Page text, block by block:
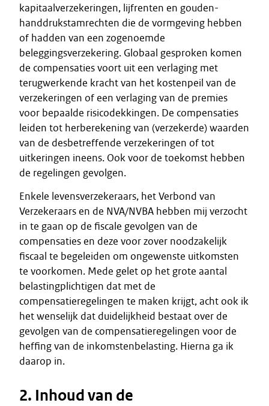
kapitaalverzekeringen, lijfrenten en gouden-
handdrukstamrechten die de vormgeving hebben
of hadden van een zogenoemde
beleggingsverzekering. Globaal gesproken komen
de compensaties voort uit een verlaging met
terugwerkende kracht van het kostenpeil van de
verzekeringen of een verlaging van de premies
voor bepaalde risicodekkingen. De compensaties
leiden tot herberekening van (verzekerde) waarden
van de desbetreffende verzekeringen of tot
uitkeringen ineens. Ook voor de toekomst hebben
de regelingen gevolgen.
Enkele levensverzekeraars, het Verbond van
Verzekeraars en de NVA/NVBA hebben mij verzocht
in te gaan op de fiscale gevolgen van de
compensaties en deze voor zover noodzakelijk
fiscaal te begeleiden om ongewenste uitkomsten
te voorkomen. Mede gelet op het grote aantal
belastingplichtigen dat met de
compensatieregelingen te maken krijgt, acht ook ik
het wenselijk dat duidelijkheid bestaat over de
gevolgen van de compensatieregelingen voor de
heffing van de inkomstenbelasting. Hierna ga ik
daarop in.
2. Inhoud van de